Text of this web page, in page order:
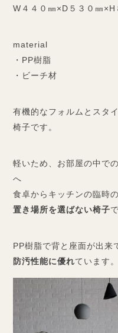
W４４０㎜×D５３０㎜
material
・PP樹脂
・ビーチ材
有機的なフォルムとスタ
椅子です。
軽いため、お部屋の中で
へ
食卓からキッチンの臨時
置き場所を選ばない椅子
PP樹脂で背と座面が出来
防汚性能に優れています。